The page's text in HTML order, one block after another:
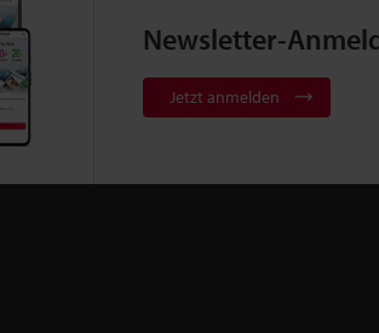
Newsletter-
Jetzt anmelden